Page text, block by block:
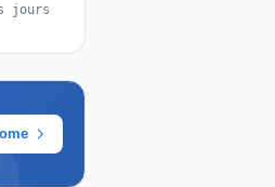
jours